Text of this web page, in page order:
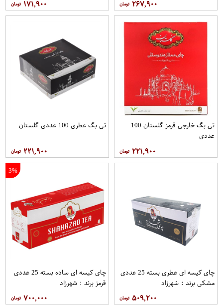
۲۶۷,۹۰۰ ۱۷۱,۹۰۰
تی بگ خارجی قرمز گلستان 100
عددی
۲۲۱,۹۰۰
تی بگ عطری 100 عددی گلستان
۲۲۱,۹۰۰
چای کیسه ای عطری بسته 25 عددی
مشکی برند : شهرزاد
۵۰۹,۲۰۰
3%
چای کیسه ای ساده بسته 25 عددی
قرمز برند : شهرزاد
۷۰۰,۰۰۰